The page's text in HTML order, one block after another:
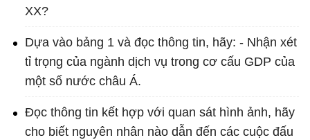
XX?
Dựa vào bảng 1 và đọc thông tin, hãy: - Nhận xét
tỉ trọng của ngành dịch vụ trong cơ cấu GDP của
một số nước châu Á.
Đọc thông tin kết hợp với quan sát hình ảnh, hãy
cho biết nguyên nhân nào dẫn đến các cuộc đấu